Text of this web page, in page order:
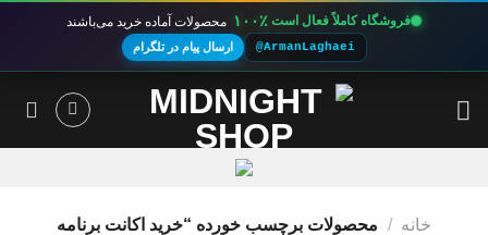
فروشگاه کاملاً فعال است ۱۰۰٪ محصولات آماده خرید می‌باشند
@ArmanLaghaei ارسال پیام در تلگرام
خانه / محصولات برچسب خورده “خرید اکانت برنامه